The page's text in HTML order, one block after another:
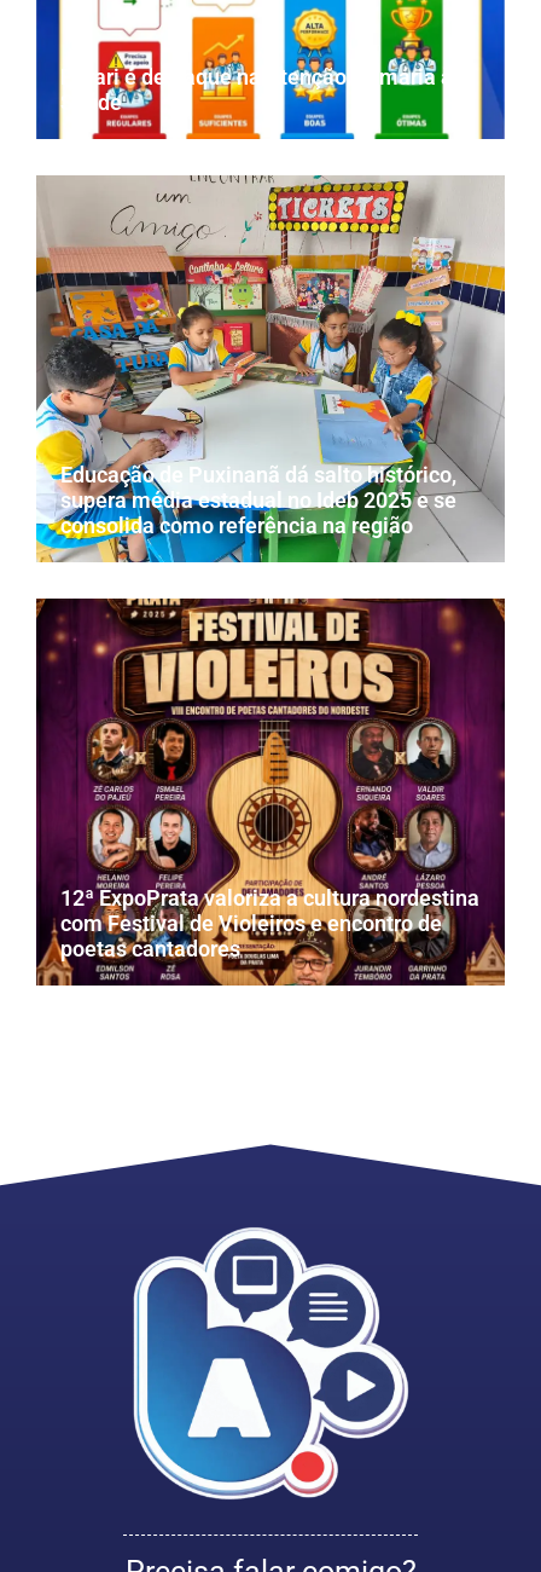
Parari é destaque na Atenção Primária à
Saúde
Educação de Puxinanã dá salto histórico,
supera média estadual no Ideb 2025 e se
consolida como referência na região
12ª ExpoPrata valoriza a cultura nordestina
com Festival de Violeiros e encontro de
poetas cantadores